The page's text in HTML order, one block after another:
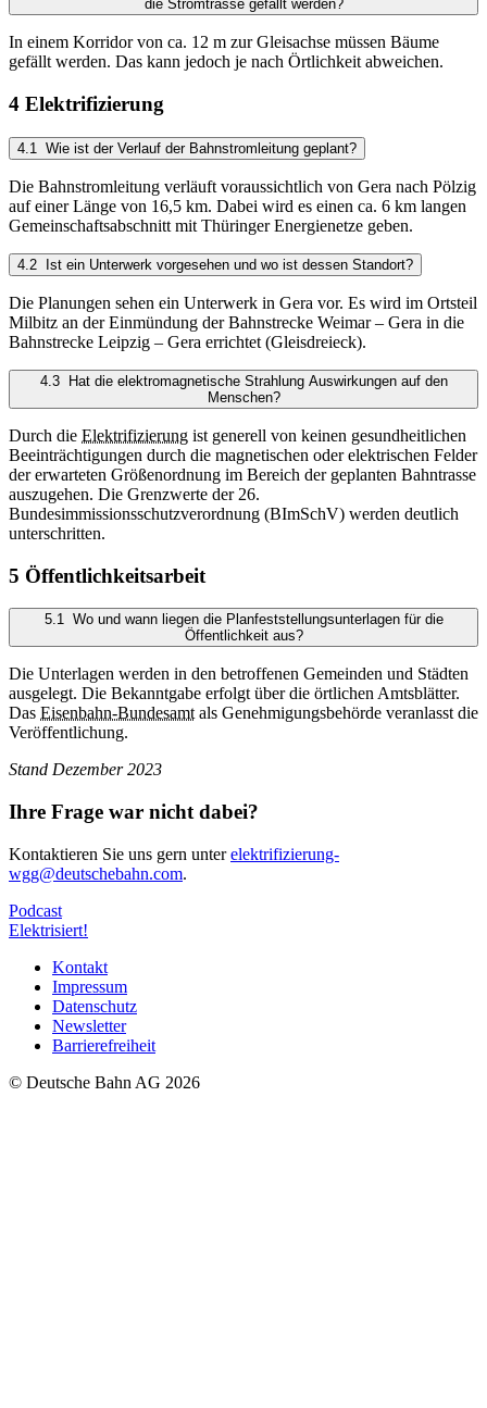
die Stromtrasse gefällt werden?
In einem Korridor von ca. 12 m zur Gleisachse müssen Bäume
gefällt werden. Das kann jedoch je nach Örtlichkeit abweichen.
4 Elektrifizierung
4.1 Wie ist der Verlauf der Bahnstromleitung geplant?
Die Bahnstromleitung verläuft voraussichtlich von Gera nach Pölzig
auf einer Länge von 16,5 km. Dabei wird es einen ca. 6 km langen
Gemeinschaftsabschnitt mit Thüringer Energienetze geben.
4.2 Ist ein Unterwerk vorgesehen und wo ist dessen Standort?
Die Planungen sehen ein Unterwerk in Gera vor. Es wird im Ortsteil
Milbitz an der Einmündung der Bahnstrecke Weimar – Gera in die
Bahnstrecke Leipzig – Gera errichtet (Gleisdreieck).
4.3 Hat die elektromagnetische Strahlung Auswirkungen auf den
Menschen?
Durch die Elektrifizierung ist generell von keinen gesundheitlichen
Beeinträchtigungen durch die magnetischen oder elektrischen Felder
der erwarteten Größenordnung im Bereich der geplanten Bahntrasse
auszugehen. Die Grenzwerte der 26.
Bundesimmissionsschutzverordnung (BImSchV) werden deutlich
unterschritten.
5 Öffentlichkeitsarbeit
5.1 Wo und wann liegen die Planfeststellungsunterlagen für die
Öffentlichkeit aus?
Die Unterlagen werden in den betroffenen Gemeinden und Städten
ausgelegt. Die Bekanntgabe erfolgt über die örtlichen Amtsblätter.
Das Eisenbahn-Bundesamt als Genehmigungsbehörde veranlasst die
Veröffentlichung.
Stand Dezember 2023
Ihre Frage war nicht dabei?
Kontaktieren Sie uns gern unterelektrifizierung-
wgg@deutschebahn.com.
Podcast
Elektrisiert!
Kontakt
Impressum
Datenschutz
Newsletter
Barrierefreiheit
© Deutsche Bahn AG 2026